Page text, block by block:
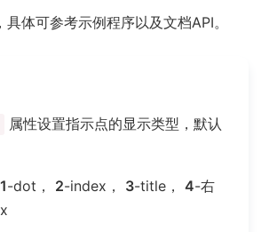
体可参考示例程序以及文档API。
属性设置指示点的显示类型，默认
1-dot， 2-index， 3-title， 4-右